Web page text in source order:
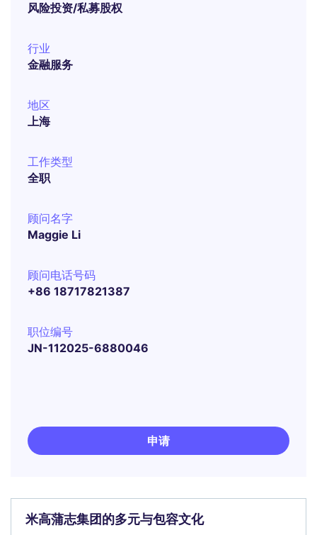
风险投资/私募股权
行业
金融服务
地区
上海
工作类型
全职
顾问名字
Maggie Li
顾问电话号码
+86 18717821387
职位编号
JN-112025-6880046
申请
米高蒲志集团的多元与包容文化